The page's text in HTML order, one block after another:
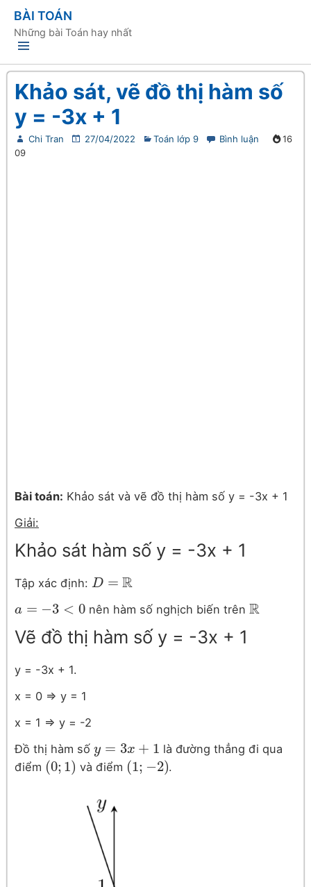
BÀI TOÁN
Những bài Toán hay nhất
Khảo sát, vẽ đồ thị hàm số
y = -3x + 1
Chi Tran 27/04/2022 Toán lớp 9 Bình luận
16
09
Bài toán: Khảo sát và vẽ đồ thị hàm số y = -3x + 1
Giải:
Khảo sát hàm số y = -3x + 1
Tập xác định: D = R
D= R
a = −3 < 0
a=−3<0 nên hàm số nghịch biến trênR
R
Vẽ đồ thị hàm số y = -3x + 1
y = -3x + 1.
x = 0 ⇒ y = 1
x = 1 ⇒ y = -2
Đồ thị hàm số y = 3x + 1
y=3x +1
là đường thẳng đi qua
điểm (0; 1)
(0;1) và điểm (1; −2)
( 1;− 2) .